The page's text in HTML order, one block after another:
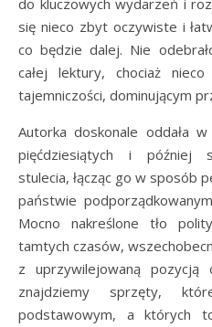
do kluczowych wydarzeń i
się nieco zbyt oczywiste i
co będzie dalej. Nie
całej lektury, chociaż
tajemniczości, dominującym
Autorka doskonale oddała
pięćdziesiątych i później
stulecia, łącząc go w sposób
państwie
Mocno nakreślone tło
tamtych czasów,
z uprzywilejowaną
znajdziemy sprzęty,
podstawowym, a których